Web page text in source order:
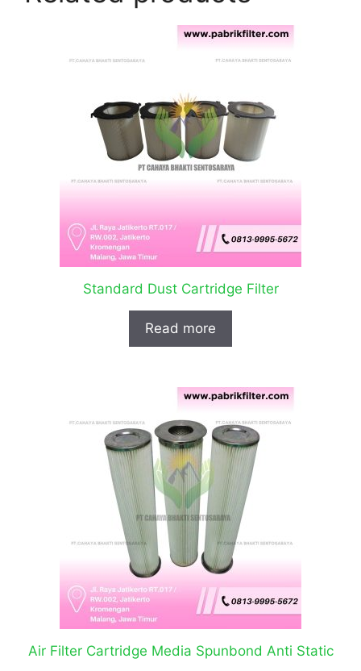
Standard Dust Cartridge Filter
Read more
Air Filter Cartridge Media Spunbond Anti Static